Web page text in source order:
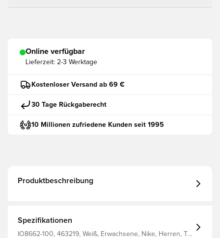
Online verfügbar
Lieferzeit: 2-3 Werktage
Kostenloser Versand ab 69 €
30 Tage Rückgaberecht
10 Millionen zufriedene Kunden seit 1995
Produktbeschreibung
Spezifikationen
IO8662-100, 463219, Weiß, Erwachsene, Nike, Herren, T-